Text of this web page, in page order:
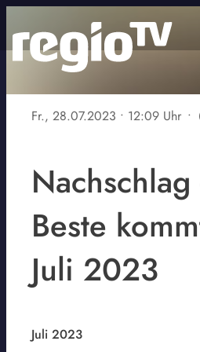
Fr., 28.07.2023 • 12:09 Uhr •
Nachschlag
Beste
Juli 2023
Juli 2023